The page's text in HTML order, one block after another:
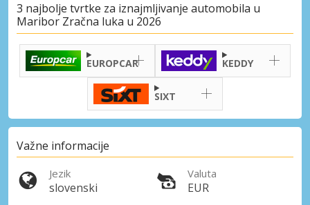
3 najbolje tvrtke za iznajmljivanje automobila u
Maribor Zračna luka u 2026
EUROPCAR KEDDY
SIXT
Važne informacije
Jezik
slovenski
Valuta
EUR